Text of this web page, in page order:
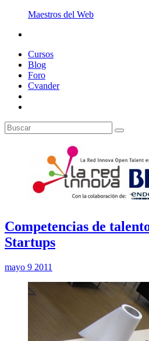
Maestros del Web
Cursos
Blog
Foro
Cvander
Competencias de
Startups
mayo 9 2011